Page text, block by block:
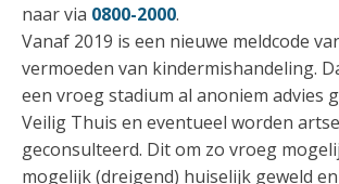
naar via 0800-2000.
Vanaf 2019 is een nieuwe meldcode
vermoeden van kindermishandeling.
een vroeg stadium al anoniem advies
Veilig Thuis en eventueel worden
geconsulteerd. Dit om zo vroeg
mogelijk (dreigend) huiselijk geweld